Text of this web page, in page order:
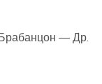
Брабанцон — Др.